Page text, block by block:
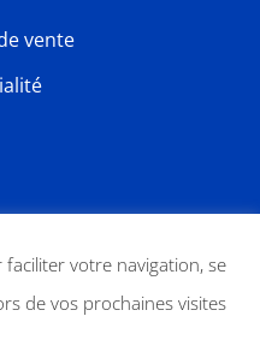
vente
votre navigation, se
de vos prochaines visites